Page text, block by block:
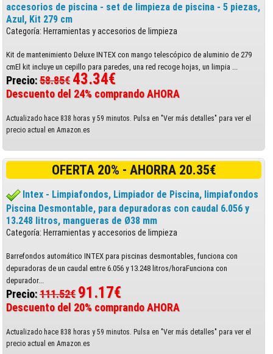
accesorios de piscina - set de limpieza de piscina - 5 piezas,
Azul, Kit 279 cm
Categoría: Herramientas y accesorios de limpieza
Kit de mantenimiento Deluxe INTEX con mango telescópico de aluminio de 279
cmEl kit incluye un cepillo para paredes, una red recoge hojas, un limpia ...
Precio:58.85€ 43.34€
Descuento del 24% comprando AHORA
Actualizado hace 838 horas y 59 minutos. Pulsa en "Ver más detalles" para ver el
precio actual en Amazon.es
OFERTA 20% - AHORRA 20.35€
Intex - Limpiafondos, Limpiador de Piscina, limpiafondos
Piscina Desmontable, para depuradoras con caudal 6.056 y
13.248 litros, mangueras de Ø38 mm
Categoría: Herramientas y accesorios de limpieza
Barrefondos automático INTEX para piscinas desmontables, funciona con
depuradoras de un caudal entre 6.056 y 13.248 litros/horaFunciona con
depurador...
Precio:111.52€ 91.17€
Descuento del 20% comprando AHORA
Actualizado hace 838 horas y 59 minutos. Pulsa en "Ver más detalles" para ver el
precio actual en Amazon.es